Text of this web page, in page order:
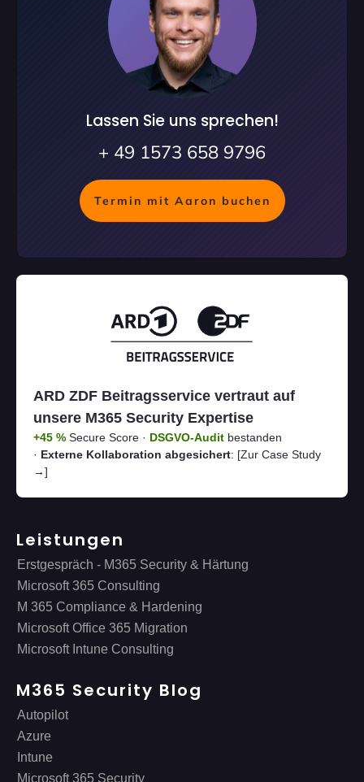
Lassen Sie uns sprechen!
+ 49 1573 658 9796
Termin mit Aaron buchen
ARD ZDF Beitragsservice vertraut auf
unsere M365 Security Expertise
+45 % Secure Score · DSGVO-Audit bestanden
· Externe Kollaboration abgesichert: [Zur Case Study
→]
Leistungen
Erstgespräch - M365 Security & Härtung
Microsoft 365 Consulting
M 365 Compliance & Hardening
Microsoft Office 365 Migration
Microsoft Intune Consulting
M365 Security Blog
Autopilot
Azure
Intune
Microsoft 365 Security